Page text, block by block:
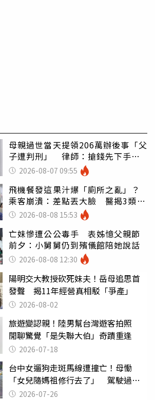
母親過世當天提領206萬辦後事「父
子遭判刑」 律師：搶錢先下手是
罪 2026-08-07 09:55
飛機餐發這果汁爆「廁所之亂」？
乘客崩潰：差點丟大臉 醫揭3類人
別亂喝
2026-08-08 15:53
亡妹慘遭公公毒手 表姊憶父親節
前夕：小舅舅仍到殯儀館陪她說話
2026-08-08 12:30
陽明交大教授砍死妹夫！岳母追思首
發聲 揭11年經營真相駁「爭產」
2026-08-02
旅遊變認親！陸男幫台灣遊客拍照
閒聊驚覺「是失聯大伯」奇蹟重逢
2026-07-18
台中女遛狗走斑馬線遭撞亡！母慟
「女兒隨媽祖修行去了」 駕駛過失
致死判9月
2026-07-26